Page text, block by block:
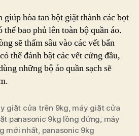
hòa tan bột giặt thành các bọt
bao phủ lên toàn bộ quần áo.
sẽ thấm sâu vào các vết bẩn
thể đánh bật các vết cứng đầu,
những bộ áo quần sạch sẽ
giặt cửa trên 9kg, máy giặt cửa
panasonic 9kg lồng đứng, máy
mới nhất, panasonic 9kg